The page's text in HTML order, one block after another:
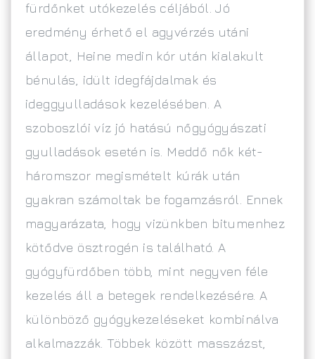
fürdőnket utókezelés céljából. Jó
eredmény érhető el agyvérzés utáni
állapot, Heine medin kór után kialakult
bénulás, idült idegfájdalmak és
ideggyulladások kezelésében. A
szoboszlói víz jó hatású nőgyógyászati
gyulladások esetén is. Meddő nők két-
háromszor megismételt kúrák után
gyakran számoltak be fogamzásról. Ennek
magyarázata, hogy vizünkben bitumenhez
kötődve ösztrogén is található. A
gyógyfürdőben több, mint negyven féle
kezelés áll a betegek rendelkezésére. A
különböző gyógykezeléseket kombinálva
alkalmazzák. Többek között masszázst,